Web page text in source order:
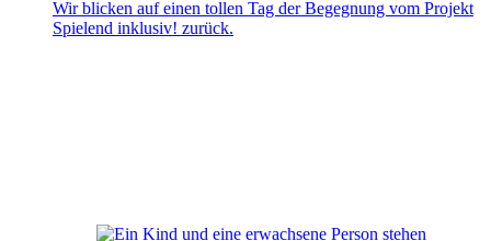
Wir blicken auf einen tollen Tag der Begegnung vom Projekt
Spielend inklusiv! zurück.